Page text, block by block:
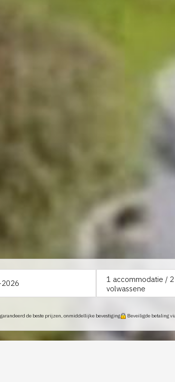
1 accommodatie / 2
volwassene
de beste prijzen, onmiddellijke bevestiging Beveiligde betaling